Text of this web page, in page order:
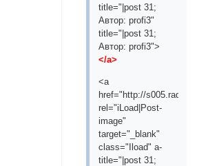
title="|post 31;
Aвтор: profi3"
title="|post 31;
Aвтор: profi3">
</a>
<a
href="http://
rel="iLoad|Post-
image"
target="_blank"
class="Iload" a-
title="|post 31;